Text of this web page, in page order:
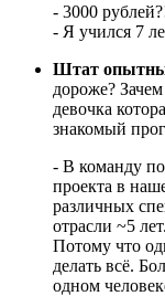
- 3000
- Я учился 7
Штат
дороже?
девочка
знакомый
- В команду
проекта в
различных
отрасли ~5 лет.
Потому что
делать всё.
одном